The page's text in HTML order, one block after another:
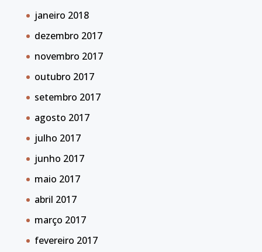
janeiro 2018
dezembro 2017
novembro 2017
outubro 2017
setembro 2017
agosto 2017
julho 2017
junho 2017
maio 2017
abril 2017
março 2017
fevereiro 2017